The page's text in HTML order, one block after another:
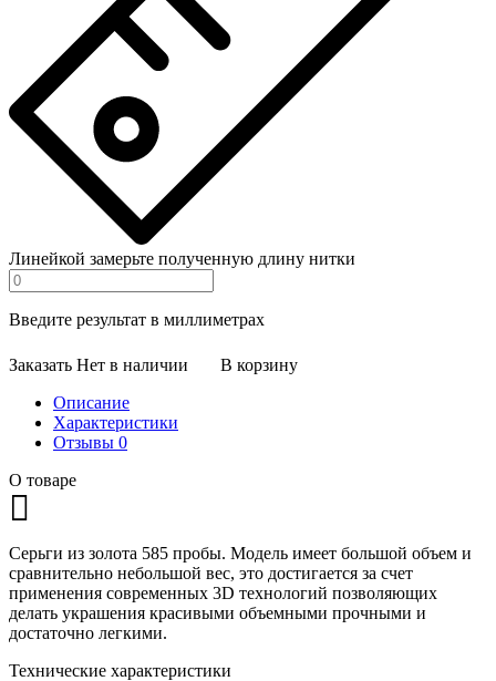
Линейкой замерьте полученную длину нитки
Введите результат в миллиметрах
Заказать Нет в наличии
В корзину
Описание
Характеристики
Отзывы 0
О товаре
Серьги из золота 585 пробы. Модель имеет большой объем и
сравнительно небольшой вес, это достигается за счет
применения современных 3D технологий позволяющих
делать украшения красивыми объемными прочными и
достаточно легкими.
Технические характеристики